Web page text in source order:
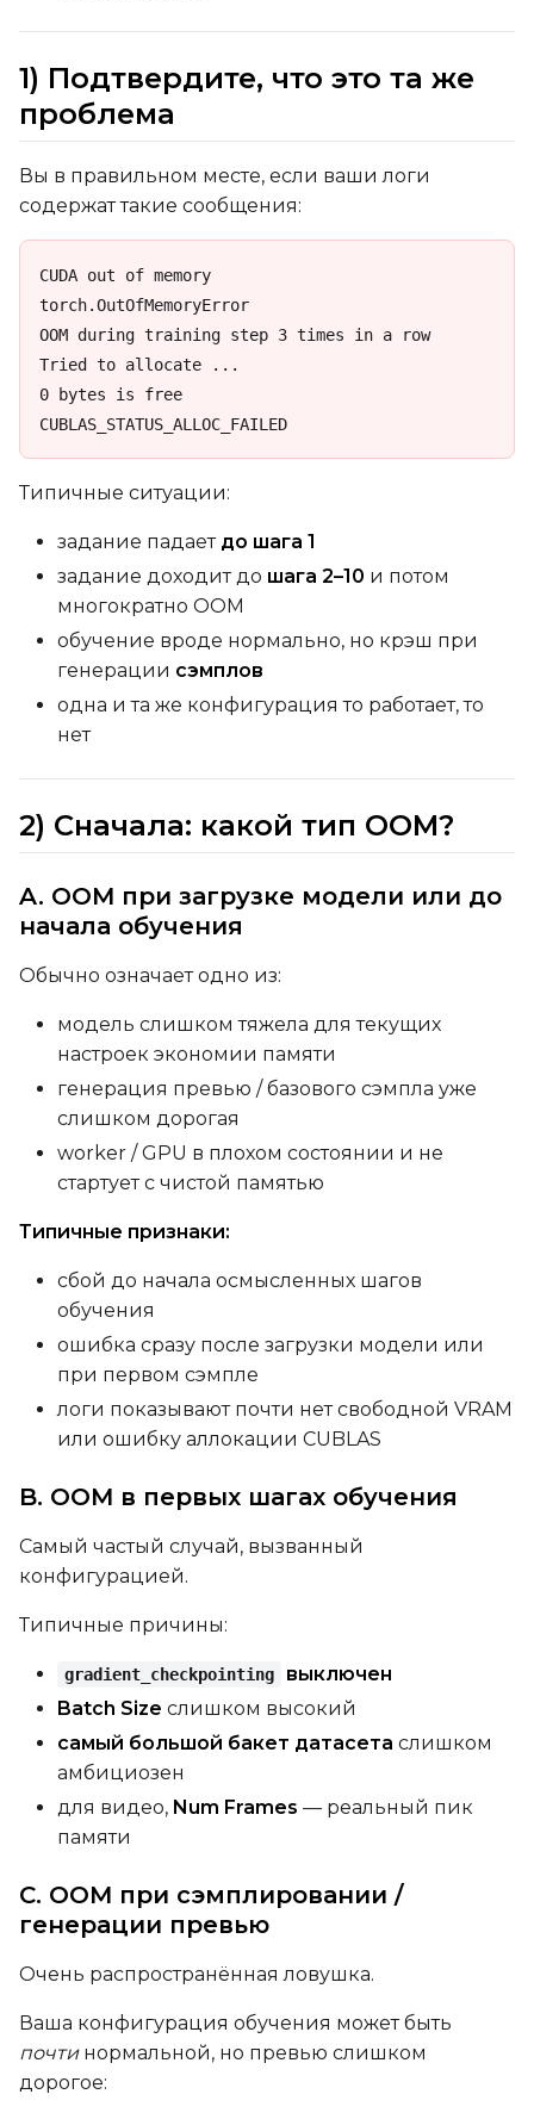
1) Подтвердите, что это та же
проблема
Вы в правильном месте, если ваши логи
содержат такие сообщения:
CUDA out of memory
torch.OutOfMemoryError
OOM during training step 3 times in a row
Tried to allocate ...
0 bytes is free
CUBLAS_STATUS_ALLOC_FAILED
Типичные ситуации:
задание падает до шага 1
задание доходит до шага 2–10 и потом
многократно OOM
обучение вроде нормально, но крэш при
генерации сэмплов
одна и та же конфигурация то работает, то
нет
2) Сначала: какой тип OOM?
A. OOM при загрузке модели или до
начала обучения
Обычно означает одно из:
модель слишком тяжела для текущих
настроек экономии памяти
генерация превью / базового сэмпла уже
слишком дорогая
worker / GPU в плохом состоянии и не
стартует с чистой памятью
Типичные признаки:
сбой до начала осмысленных шагов
обучения
ошибка сразу после загрузки модели или
при первом сэмпле
логи показывают почти нет свободной VRAM
или ошибку аллокации CUBLAS
B. OOM в первых шагах обучения
Самый частый случай, вызванный
конфигурацией.
Типичные причины:
gradient_checkpointing
выключен
Batch Size слишком высокий
самый большой бакет датасета слишком
амбициозен
для видео, Num Frames — реальный пик
памяти
C. OOM при сэмплировании /
генерации превью
Очень распространённая ловушка.
Ваша конфигурация обучения может быть
почтинормальной, но превью слишком
дорогое: